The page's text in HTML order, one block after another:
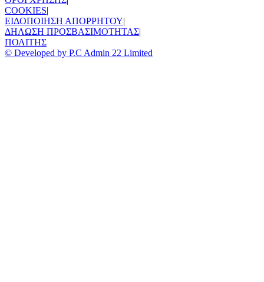
COOKIES|
ΕΙΔΟΠΟΙΗΣΗ ΑΠΟΡΡΗΤΟΥ|
ΔΗΛΩΣΗ ΠΡΟΣΒΑΣΙΜΟΤΗΤΑΣ|
ΠΟΛΙΤΗΣ
© Developed by P.C Admin 22 Limited